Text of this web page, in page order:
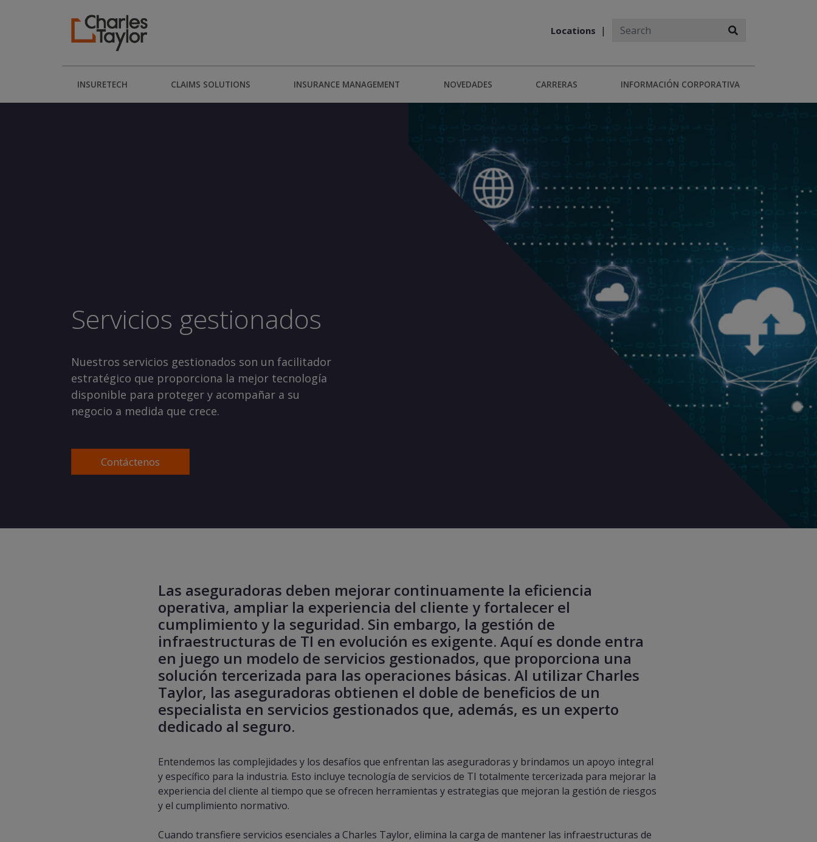
Locations
INSURETECH CLAIMS SOLUTIONS INSURANCE MANAGEMENT NOVEDADES CARRERAS INFORMACIÓN CORPORATIVA
Servicios gestionados
Nuestros servicios gestionados son un facilitador
estratégico que proporciona la mejor tecnología
disponible para proteger y acompañar a su
negocio a medida que crece.
Contáctenos
Las aseguradoras deben mejorar continuamente la eficiencia
operativa, ampliar la experiencia del cliente y fortalecer el
cumplimiento y la seguridad. Sin embargo, la gestión de
infraestructuras de TI en evolución es exigente. Aquí es donde entra
en juego un modelo de servicios gestionados, que proporciona una
solución tercerizada para las operaciones básicas. Al utilizar Charles
Taylor, las aseguradoras obtienen el doble de beneficios de un
especialista en servicios gestionados que, además, es un experto
dedicado al seguro.
Entendemos las complejidades y los desafíos que enfrentan las aseguradoras y brindamos un apoyo integral
y específico para la industria. Esto incluye tecnología de servicios de TI totalmente tercerizada para mejorar la
experiencia del cliente al tiempo que se ofrecen herramientas y estrategias que mejoran la gestión de riesgos
y el cumplimiento normativo.
Cuando transfiere servicios esenciales a Charles Taylor, elimina la carga de mantener las infraestructuras de